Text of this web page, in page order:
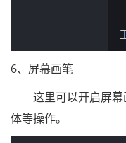
6、屏幕画笔
这里可以开启屏幕
体等操作。